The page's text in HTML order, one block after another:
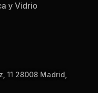
y Vidrio
11 28008 Madrid,